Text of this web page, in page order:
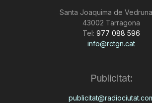
Santa Joaquima de
43002 Tarragona
Tel: 977 088 596
info@rctgn.cat
Publicitat: